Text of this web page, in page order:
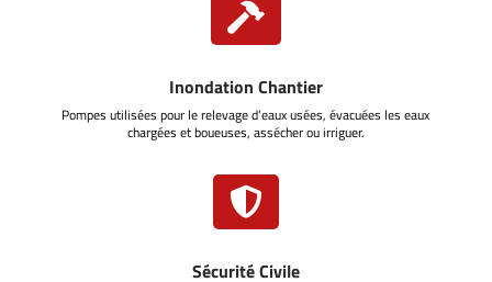

Inondation Chantier
Pompes utilisées pour le relevage d’eaux usées, évacuées les eaux
chargées et boueuses, assécher ou irriguer.

Sécurité Civile